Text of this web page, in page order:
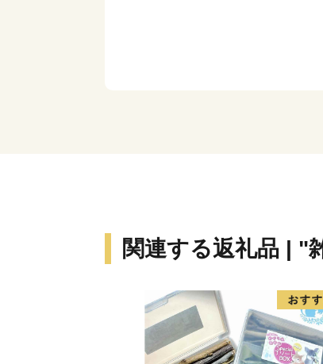
関連する返礼品 | "